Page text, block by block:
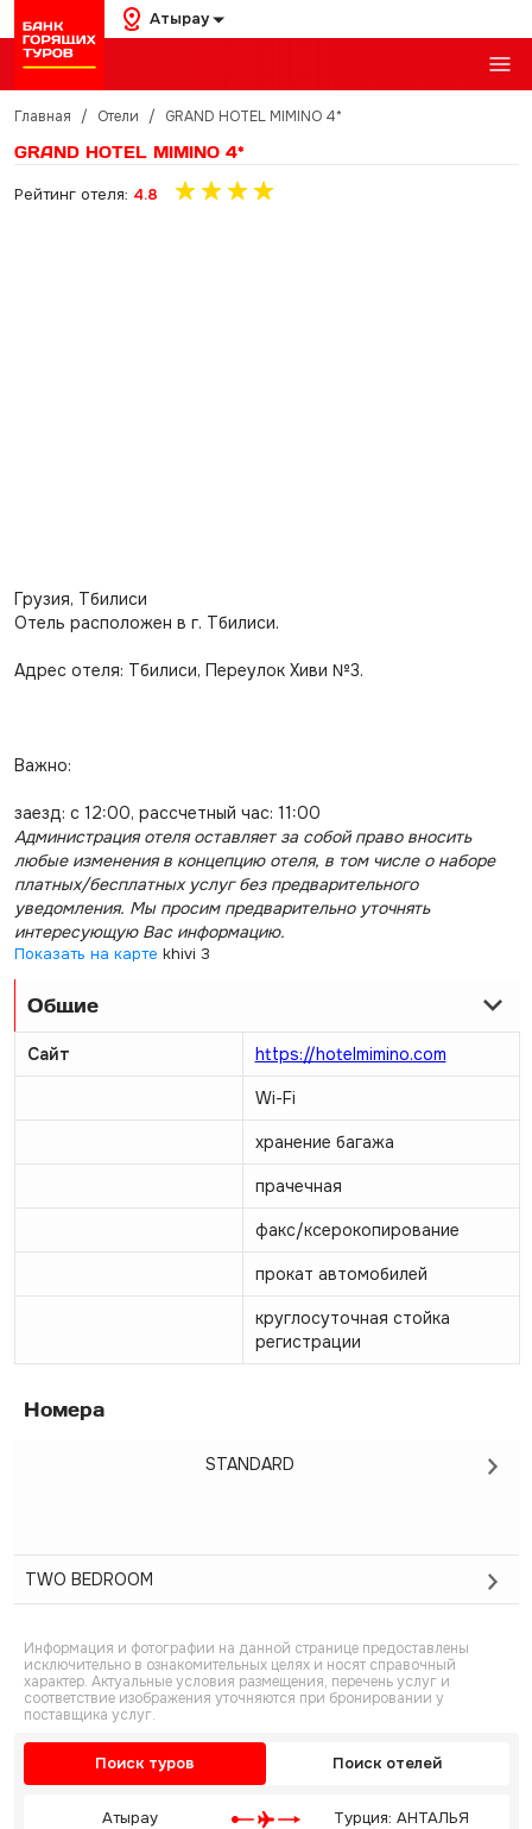
Атырау
Главная / Отели / GRAND HOTEL MIMINO 4*
GRAND HOTEL MIMINO 4*
Рейтинг отеля: 4.8
Грузия, Тбилиси
Отель расположен в г. Тбилиси.
Адрес отеля: Тбилиси, Переулок Хиви №3.
Важно:
заезд: с 12:00, рассчетный час: 11:00
Администрация отеля оставляет за собой право вносить
любые изменения в концепцию отеля, в том числе о наборе
платных/бесплатных услуг без предварительного
уведомления. Мы просим предварительно уточнять
интересующую Вас информацию.
Показать на карте khivi 3
Общие
Сайт https://hotelmimino.com
Wi-Fi
хранение багажа
прачечная
факс/ксерокопирование
прокат автомобилей
круглосуточная стойка
регистрации
Номера
STANDARD
TWO BEDROOM
Информация и фотографии на данной странице предоставлены
исключительно в ознакомительных целях и носят справочный
характер. Актуальные условия размещения, перечень услуг и
соответствие изображения уточняются при бронировании у
поставщика услуг.
Поиск туров Поиск отелей
Атырау Турция: АНТАЛЬЯ